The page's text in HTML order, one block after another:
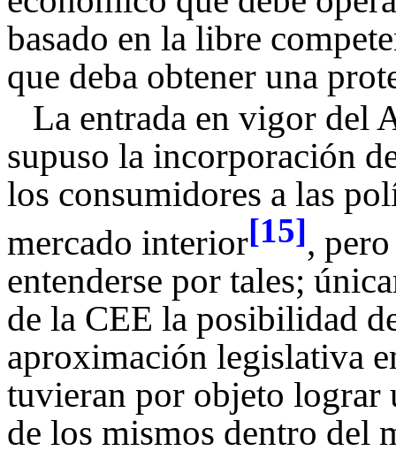
basado en la libre
que deba obtener una
La entrada en vigor del
supuso la incorporación
los consumidores a las
mercado interior[15],
entenderse por tales;
de la CEE la posibilidad
aproximación legislativa
tuvieran por objeto lograr
de los mismos dentro del